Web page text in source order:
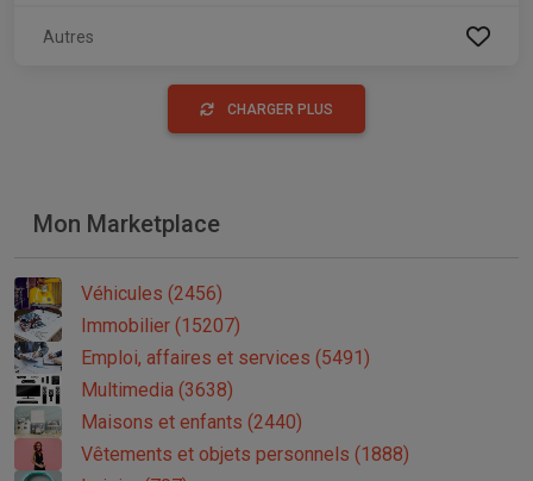
Autres
CHARGER PLUS
Mon Marketplace
Véhicules (2456)
Immobilier (15207)
Emploi, affaires et services (5491)
Multimedia (3638)
Maisons et enfants (2440)
Vêtements et objets personnels (1888)